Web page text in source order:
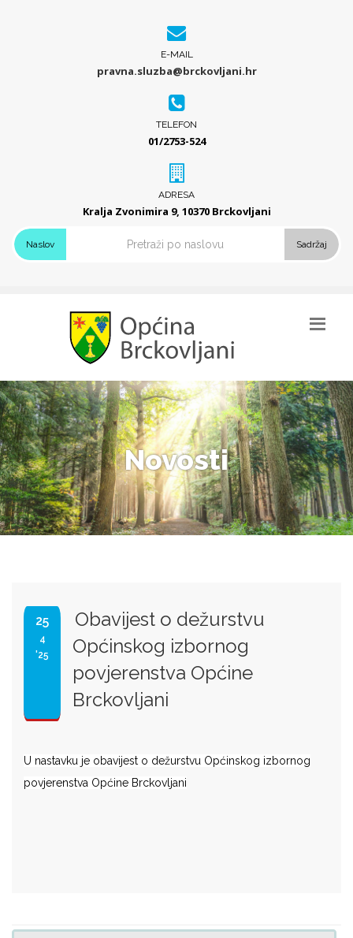
E-MAIL
pravna.sluzba@brckovljani.hr
TELEFON
01/2753-524
ADRESA
Kralja Zvonimira 9, 10370 Brckovljani
Naslov Sadržaj
Novosti
25
4
'25
Obavijest o dežurstvu
Općinskog izbornog
povjerenstva Općine
Brckovljani
U nastavku je obavijest o dežurstvu Općinskog izbornog
povjerenstva Općine Brckovljani